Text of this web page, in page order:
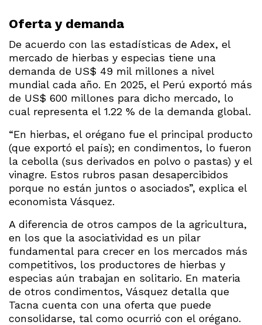
Oferta y demanda
De acuerdo con las estadísticas de Adex, el
mercado de hierbas y especias tiene una
demanda de US$ 49 mil millones a nivel
mundial cada año. En 2025, el Perú exportó más
de US$ 600 millones para dicho mercado, lo
cual representa el 1.22 % de la demanda global.
“En hierbas, el orégano fue el principal producto
(que exportó el país); en condimentos, lo fueron
la cebolla (sus derivados en polvo o pastas) y el
vinagre. Estos rubros pasan desapercibidos
porque no están juntos o asociados”, explica el
economista Vásquez.
A diferencia de otros campos de la agricultura,
en los que la asociatividad es un pilar
fundamental para crecer en los mercados más
competitivos, los productores de hierbas y
especias aún trabajan en solitario. En materia
de otros condimentos, Vásquez detalla que
Tacna cuenta con una oferta que puede
consolidarse, tal como ocurrió con el orégano.